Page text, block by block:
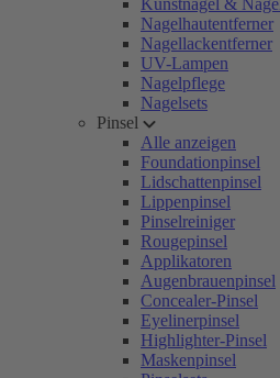
Kunstnägel &
Nagelhautentferner
Nagellackentferner
UV-Lampen
Nagelpflege
Nagelsets
Pinsel
Alle anzeigen
Foundationpinsel
Lidschattenpinsel
Lippenpinsel
Pinselreiniger
Rougepinsel
Applikatoren
Augenbrauenpinsel
Concealer-Pinsel
Eyelinerpinsel
Highlighter-Pinsel
Maskenpinsel